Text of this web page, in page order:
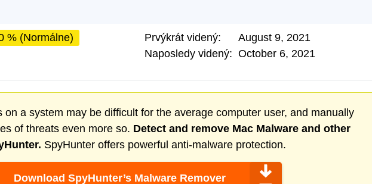
% (Normálne)
Prvýkrát videný:
August 9, 2021
Naposledy videný: October 6, 2021
on a system may be difficult for the average computer user, and manually
of threats even more so. Detect and remove Mac Malware and other
SpyHunter offers powerful anti-malware protection.
Download SpyHunter’s Malware Remover